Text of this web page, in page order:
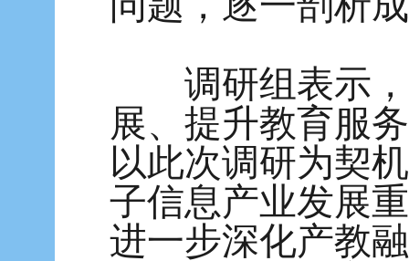
调研组表示，
展、提升教育服
以此次调研为契
子信息产业发展
进一步深化产教